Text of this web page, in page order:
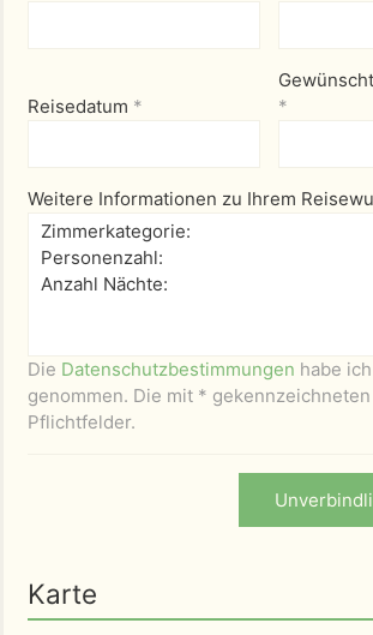
Reisedatum *
*
Weitere Informationen zu Ihrem
Die Datenschutzbestimmungen habe
genommen. Die mit *
Pflichtfelder.
Karte